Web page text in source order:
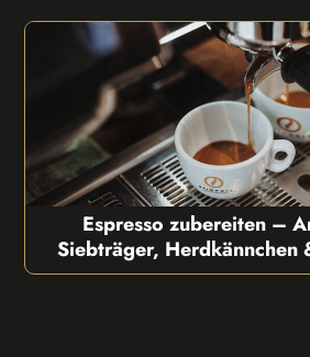
Espresso zubereiten –
Siebträger, Herdkännchen